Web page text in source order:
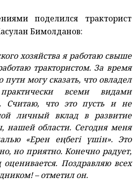
поделился тракторист
Бимолданов:
хозяйства я работаю свыше
трактористом. За время
пути могу сказать, что овладел
всеми видами
Считаю, что это пусть и не
личный вклад в развитие
нашей области. Сегодня меня
«Ерен еңбегі үшін». Это
но приятно. Конечно радует,
оценивается. Поздравляю всех
– отметил он.